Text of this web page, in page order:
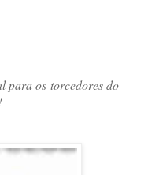
para os torcedores do